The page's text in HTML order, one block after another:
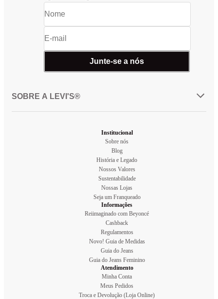
Junte-se a nós
SOBRE A LEVI'S®
Institucional
Sobre nós
Blog
História e Legado
Nossos Valores
Sustentabilidade
Nossas Lojas
Seja um Franqueado
Informações
Reiimaginado com Beyoncé
Cashback
Regulamentos
Novo! Guia de Medidas
Guia do Jeans
Guia do Jeans Feminino
Atendimento
Minha Conta
Meus Pedidos
Troca e Devolução (Loja Online)